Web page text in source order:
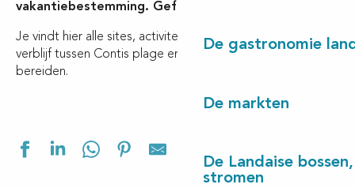
De gastronomie
De markten
De Landaise
stromen
vakantiebestemming. Gefeliciteerd!
Je vindt hier alle sites, activiteiten, animaties… alles om je
verblijf tussen Contis plage en Lac de Léon voor te
bereiden.
Ajouter aux